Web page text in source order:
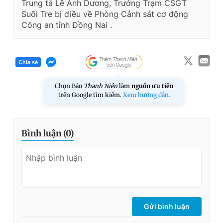
Trung tá Lê Ánh Dương, Trưởng Trạm CSGT
Suối Tre bị điều về Phòng Cảnh sát cơ động
Công an tỉnh Đồng Nai .
Chia sẻ
Chọn Báo Thanh Niên làm nguồn ưu tiên
trên Google tìm kiếm. Xem hướng dẫn.
Bình luận (0)
Gửi bình luận